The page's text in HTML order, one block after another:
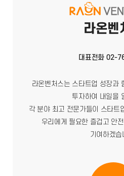
라온벤
대표전화 02-
라온벤처스는 스타트업 성장과
투자하여 내일을
각 분야 최고 전문가들이 스타트
우리에게 필요한 즐겁고 안
기여하겠습